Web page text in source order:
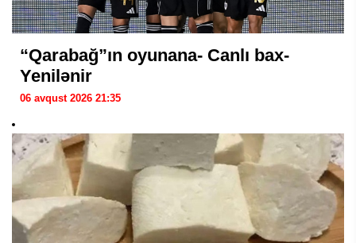
“Qarabağ”ın oyunana- Canlı bax-
Yenilənir
06 avqust 2026 21:35